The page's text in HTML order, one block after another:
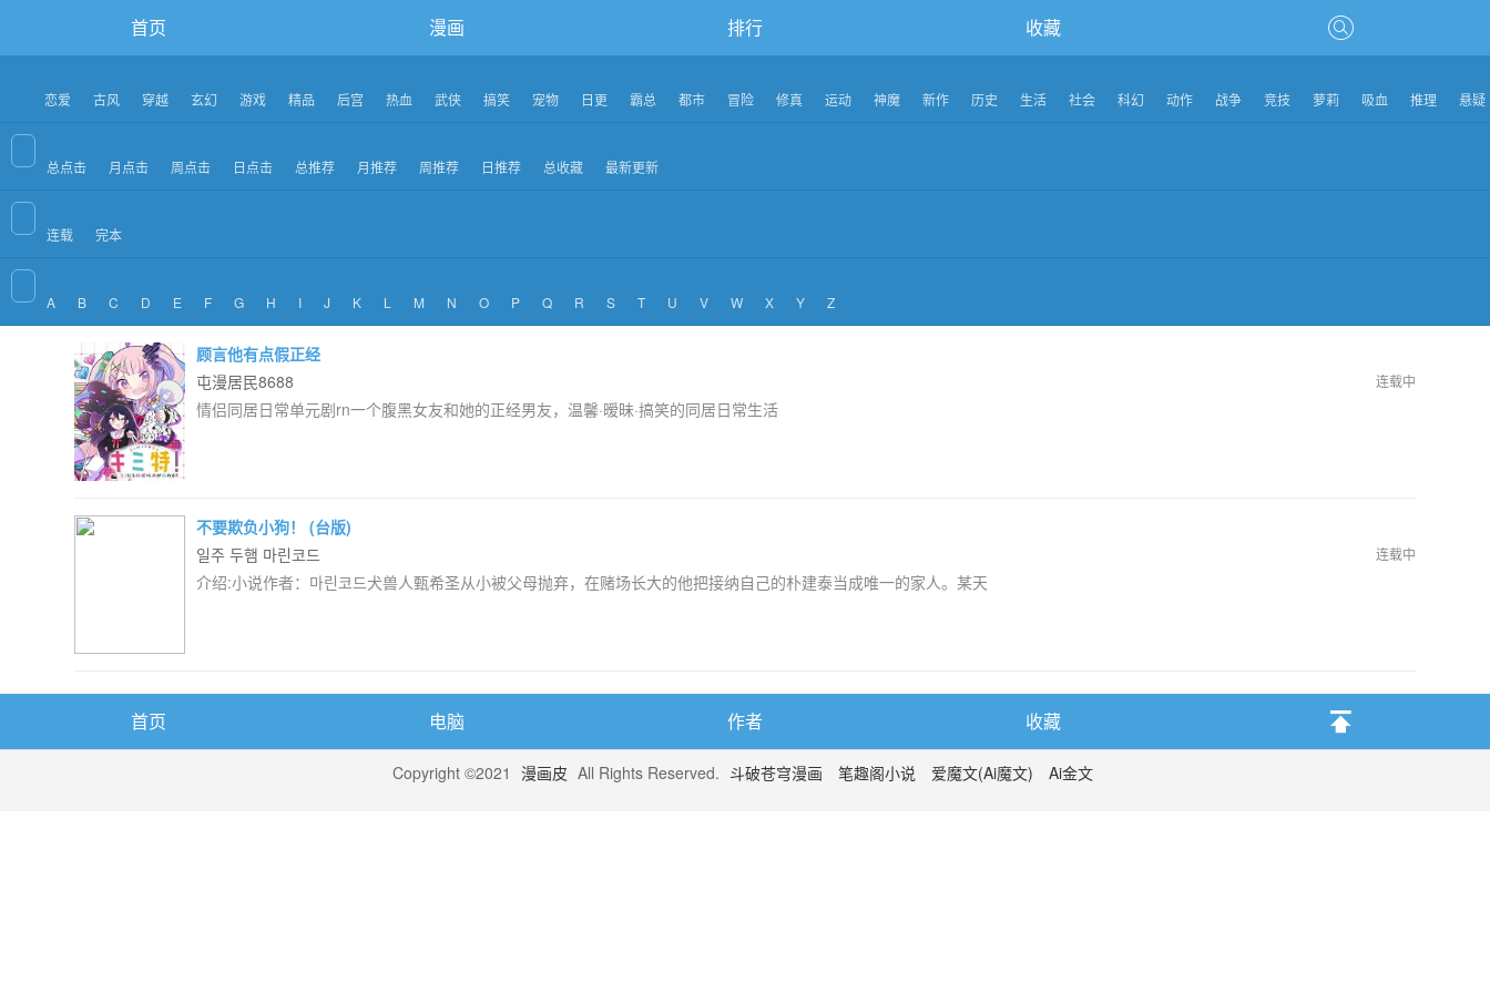
首页 漫画 排行 收藏
恋爱 古风 穿越 玄幻 游戏 精品 后宫 热血 武侠 搞笑 宠物 日更 霸总 都市 冒险 修真 运动 神魔 新作 历史 生活 社会 科幻 动作 战争 竞技 萝莉 吸血 推理 悬疑
总点击 月点击 周点击 日点击 总推荐 月推荐 周推荐 日推荐 总收藏 最新更新
连载 完本
A B C D E F G H I J K L M N O P Q R S T U V W X Y Z
顾言他有点假正经
屯漫居民8688
连载中
情侣同居日常单元剧rn一个腹黑女友和她的正经男友，温馨·暧昧·搞笑的同居日常生活
不要欺负小狗！ (台版)
일주 두햄 마린코드
连载中
介绍:小说作者：마린코드犬兽人甄希圣从小被父母抛弃，在赌场长大的他把接纳自己的朴建泰当成唯一的家人。某天
首页 电脑 作者 收藏
Copyright ©2021 漫画皮 All Rights Reserved. 斗破苍穹漫画 笔趣阁小说 爱魔文(Ai魔文) Ai金文